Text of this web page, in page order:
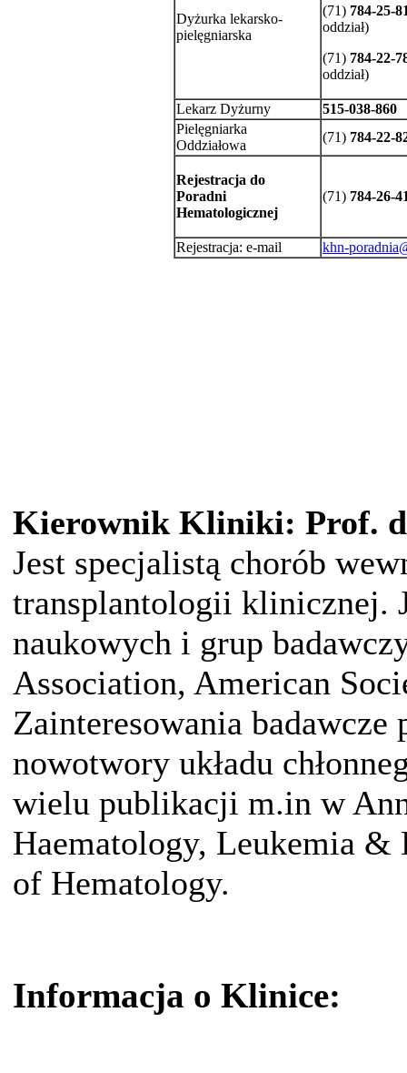
Dyżurka lekarsko-
pielęgniarska
(71) 784-25-
oddział)
(71) 784-22-
oddział)
Lekarz Dyżurny
515-038-860
Pielęgniarka
Oddziałowa
(71) 784-22-
Rejestracja do
Poradni
Hematologicznej
(71) 784-26-
Rejestracja: e-mail khn-
Kierownik Kliniki: Prof.
Jest specjalistą chorób
transplantologii klinicznej.
naukowych i grup
Association, American
Zainteresowania
nowotwory układu
wielu publikacji m.in w
Haematology, Leukemia &
of Hematology.
Informacja o Klinice: